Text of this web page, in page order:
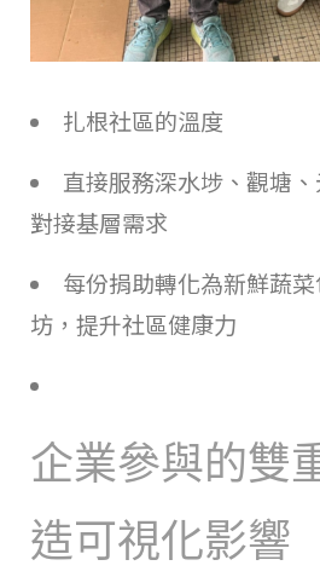
扎根社區的溫度
直接服務深水埗、觀塘
對接基層需求
每份捐助轉化為新鮮蔬
坊，提升社區健康力
企業參與的雙
造可視化影響